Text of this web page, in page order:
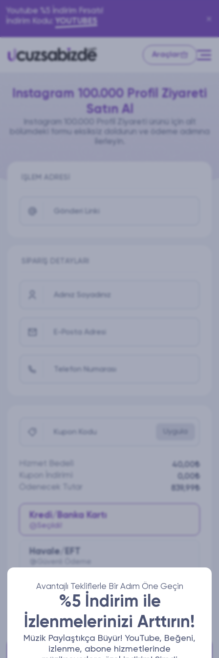
Avantajlı Tekliflerle Bir Adım Öne Geçin
%5 İndirim ile
İzlenmelerinizi Arttırın!
Müzik Paylaştıkça Büyür! YouTube, Beğeni,
izlenme, abone hizmetlerinde
Youtube %5 İndirim Fırsatı!
İndirim Kodu: YOUTUBE5
Araçlar
Instagram 100.000 Profil Ziyareti
Satın Al
bölümdeki formu eksiksiz doldurun ve ödeme adımına
İŞLEM ADRESI
Gönderi Linki
Adınız Soyadınız
E-Posta Adresi
Telefon Numarası
Kupon Kodu
40,00₺
0,00₺
839,99₺
Kredi/Banka Kartı
Seçildi!
Havale/EFT
Ödeme Yap
Bize Ulaşabilirsiniz!